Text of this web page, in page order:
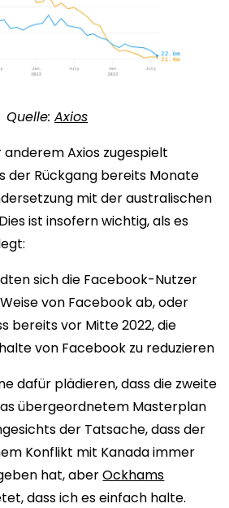
Quelle: Axios
Axios zugespielt
der Rückgang bereits Monate
mit der australischen
ist insofern wichtig, als es
sich die Facebook-Nutzer
von Facebook ab, oder
bereits vor Mitte 2022, die
von Facebook zu reduzieren
dafür plädieren, dass die zweite
übergeordnetem Masterplan
der Tatsache, dass der
Konflikt mit Kanada immer
hat, aberOckhams
dass ich es einfach halte.